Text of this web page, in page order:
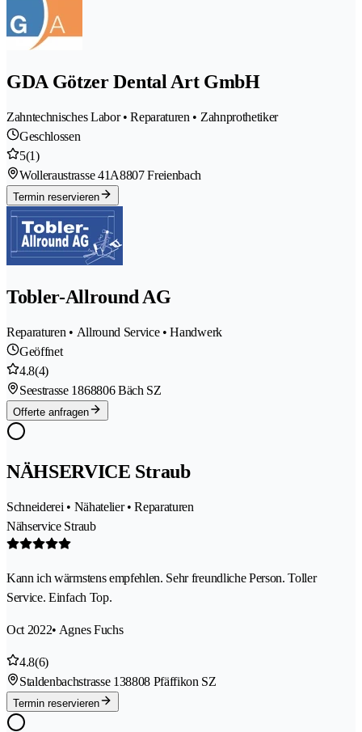
GDA Götzer Dental Art GmbH
Zahntechnisches Labor • Reparaturen • Zahnprothetiker
Geschlossen
5(1)
Wolleraustrasse 41A8807 Freienbach
Termin reservieren
Tobler-Allround AG
Reparaturen • Allround Service • Handwerk
Geöffnet
4.8(4)
Seestrasse 1868806 Bäch SZ
Offerte anfragen
NÄHSERVICE Straub
Schneiderei • Nähatelier • Reparaturen
Nähservice Straub
Kann ich wärmstens empfehlen. Sehr freundliche Person. Toller
Service. Einfach Top.
Oct 2022• Agnes Fuchs
4.8(6)
Staldenbachstrasse 138808 Pfäffikon SZ
Termin reservieren